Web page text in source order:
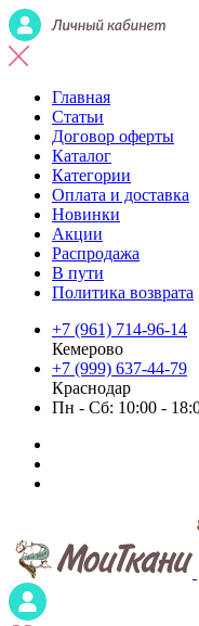
Главная
Статьи
Договор оферты
Каталог
Категории
Оплата и доставка
Новинки
Акции
Распродажа
В пути
Политика возврата
+7 (961) 714-96-14
Кемерово
+7 (999) 637-44-79
Краснодар
Пн - Сб: 10:00 -